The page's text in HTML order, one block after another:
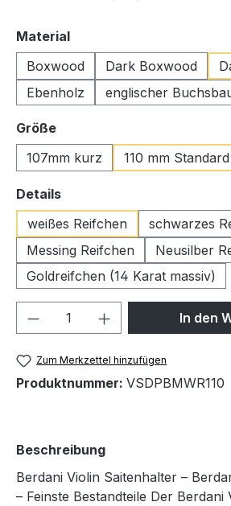
Materialauswählen
Boxwood
Dark Boxwood
Ebenholz
englischer
Größeauswählen
107mm kurz
110 mm Standard
Detailsauswählen
weißes Reifchen
schwarzes
Messing Reifchen
Neusilber
Goldreifchen (14 Karat massiv)
Produkt Anzahl: GibIn den
Zum Merkzettel hinzufügen
Produktnummer: VSDPBMWR110
Beschreibung
Berdani Violin Saitenhalter –
– Feinste Bestandteile Der Berdani